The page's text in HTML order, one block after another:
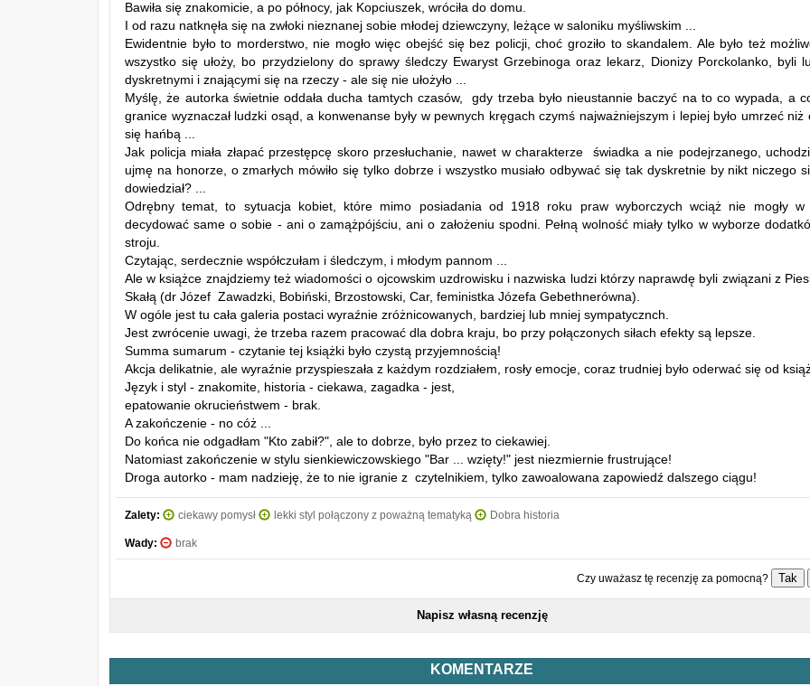
Bawiła się znakomicie, a po północy, jak Kopciuszek, wróciła do domu.
I od razu natknęła się na zwłoki nieznanej sobie młodej dziewczyny, leżące w saloniku myśliwskim ...
Ewidentnie było to morderstwo, nie mogło więc obejść się bez policji, choć groziło to skandalem. Ale było też
wszystko się ułoży, bo przydzielony do sprawy śledczy Ewaryst Grzebinoga oraz lekarz, Dionizy Porckolanko, byli
dyskretnymi i znającymi się na rzeczy - ale się nie ułożyło ...
Myślę, że autorka świetnie oddała ducha tamtych czasów, gdy trzeba było nieustannie baczyć na to co wypada, a
granice wyznaczał ludzki osąd, a konwenanse były w pewnych kręgach czymś najważniejszym i lepiej było umrzeć niż
się hańbą ...
Jak policja miała złapać przestępcę skoro przesłuchanie, nawet w charakterze świadka a nie podejrzanego,
ujmę na honorze, o zmarłych mówiło się tylko dobrze i wszystko musiało odbywać się tak dyskretnie by nikt niczego
dowiedział? ...
Odrębny temat, to sytuacja kobiet, które mimo posiadania od 1918 roku praw wyborczych wciąż nie mogły w
decydować same o sobie - ani o zamążpójściu, ani o założeniu spodni. Pełną wolność miały tylko w wyborze
stroju.
Czytając, serdecznie współczułam i śledczym, i młodym pannom ...
Ale w książce znajdziemy też wiadomości o ojcowskim uzdrowisku i nazwiska ludzi którzy naprawdę byli związani z
Skałą (dr Józef Zawadzki, Bobiński, Brzostowski, Car, feministka Józefa Gebethnerówna).
W ogóle jest tu cała galeria postaci wyraźnie zróżnicowanych, bardziej lub mniej sympatycznch.
Jest zwrócenie uwagi, że trzeba razem pracować dla dobra kraju, bo przy połączonych siłach efekty są lepsze.
Summa sumarum - czytanie tej książki było czystą przyjemnością!
Akcja delikatnie, ale wyraźnie przyspieszała z każdym rozdziałem, rosły emocje, coraz trudniej było oderwać się od
Język i styl - znakomite, historia - ciekawa, zagadka - jest,
epatowanie okrucieństwem - brak.
A zakończenie - no cóż ...
Do końca nie odgadłam "Kto zabił?", ale to dobrze, było przez to ciekawiej.
Natomiast zakończenie w stylu sienkiewiczowskiego "Bar ... wzięty!" jest niezmiernie frustrujące!
Droga autorko - mam nadzieję, że to nie igranie z czytelnikiem, tylko zawoalowana zapowiedź dalszego ciągu!
Zalety: ciekawy pomysł lekki styl połączony z poważną tematyką Dobra historia
Wady: brak
Czy uważasz tę recenzję za pomocną? Tak
Napisz własną recenzję
KOMENTARZE